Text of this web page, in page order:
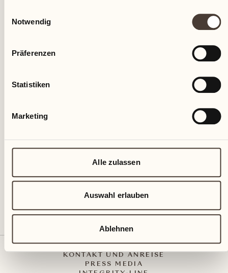
Notwendig
Präferenzen
Statistiken
Marketing
Alle zulassen
Auswahl erlauben
Ablehnen
Besitze der Familie Orelli.
Castello del Sole Beach Resort & SPA
CH – 6612 Ascona
+41 91 791 02 02
info@castellodelsole.com
KONTAKT UND ANREISE
PRESS MEDIA